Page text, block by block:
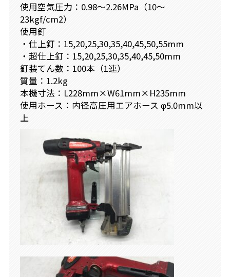
使用空気圧力：0.98～2.26MPa（10～
23kgf/cm2）
使用釘
・仕上釘：15,20,25,30,35,40,45,50,55mm
・超仕上釘：15,20,25,30,35,40,45,50mm
釘装てん数：100本（1連）
質量：1.2kg
本機寸法：L228mm×W61mm×H235mm
使用ホース：内径高圧用エアホース φ5.0mm以
上